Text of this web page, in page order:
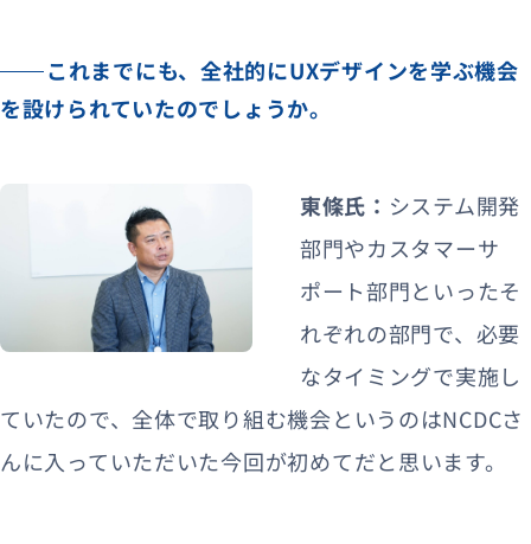
これまでにも、全社的にUXデザインを学ぶ機会
を設けられていたのでしょうか。
東條氏： システム開発
部門やカスタマーサ
ポート部門といったそ
れぞれの部門で、必要
なタイミングで実施し
ていたので、全体で取り組む機会というのはNCDCさ
んに入っていただいた今回が初めてだと思います。